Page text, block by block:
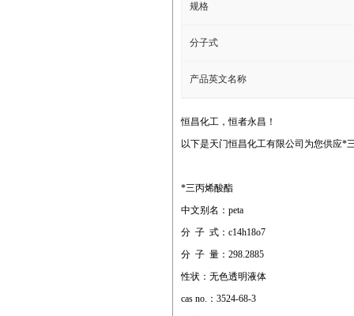
规格
分子式
产品英文名称
恒昌化工，恒者永昌！
以下是天门恒昌化工有限公司为您供应*
*三丙烯酸酯
中文别名：peta
分 子 式：c14h18o7
分 子 量：298.2885
性状：无色透明液体
cas no.：3524-68-3